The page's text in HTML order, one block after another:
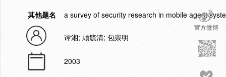
官方微博
其他题名 a survey of security research in mobile agent
谭湘; 顾毓清; 包崇明
2003